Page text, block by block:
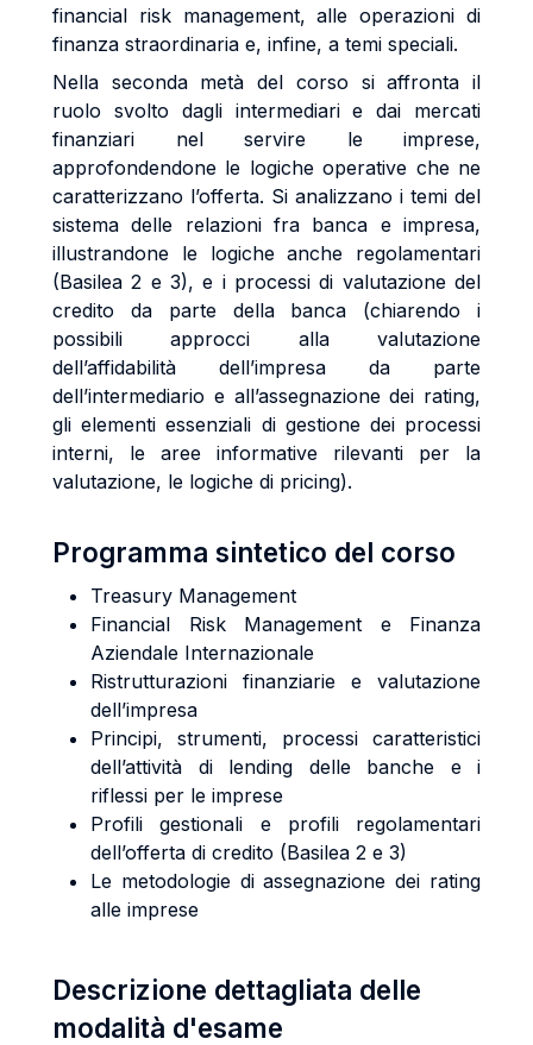
financial risk management, alle operazioni di
finanza straordinaria e, infine, a temi speciali.
Nella seconda metà del corso si affronta il
ruolo svolto dagli intermediari e dai mercati
finanziari nel servire le imprese,
approfondendone le logiche operative che ne
caratterizzano l’offerta. Si analizzano i temi del
sistema delle relazioni fra banca e impresa,
illustrandone le logiche anche regolamentari
(Basilea 2 e 3), e i processi di valutazione del
credito da parte della banca (chiarendo i
possibili approcci alla valutazione
dell’affidabilità dell’impresa da parte
dell’intermediario e all’assegnazione dei rating,
gli elementi essenziali di gestione dei processi
interni, le aree informative rilevanti per la
valutazione, le logiche di pricing).
Programma sintetico del corso
Treasury Management
Financial Risk Management e Finanza
Aziendale Internazionale
Ristrutturazioni finanziarie e valutazione
dell’impresa
Principi, strumenti, processi caratteristici
dell’attività di lending delle banche e i
riflessi per le imprese
Profili gestionali e profili regolamentari
dell’offerta di credito (Basilea 2 e 3)
Le metodologie di assegnazione dei rating
alle imprese
Descrizione dettagliata delle
modalità d'esame